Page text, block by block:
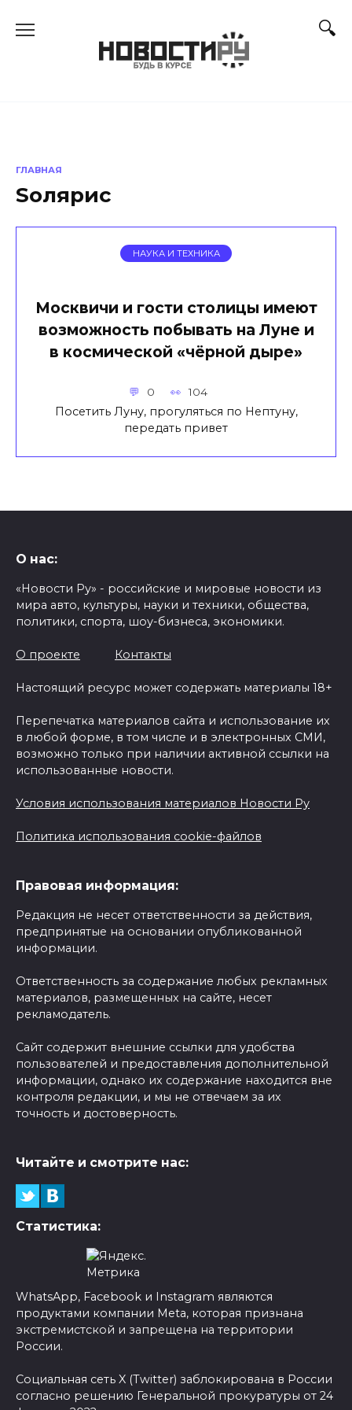
ГЛАВНАЯ
Sолярис
НАУКА И ТЕХНИКА
Москвичи и гости столицы имеют
возможность побывать на Луне и
в космической «чёрной дыре»
0 104
Посетить Луну, прогуляться по Нептуну,
передать привет
О нас:
«Новости Ру» - российские и мировые новости из
мира авто, культуры, науки и техники, общества,
политики, спорта, шоу-бизнеса, экономики.
О проекте Контакты
Настоящий ресурс может содержать материалы 18+
Перепечатка материалов сайта и использование их
в любой форме, в том числе и в электронных СМИ,
возможно только при наличии активной ссылки на
использованные новости.
Условия использования материалов Новости Ру
Политика использования cookie-файлов
Правовая информация:
Редакция не несет ответственности за действия,
предпринятые на основании опубликованной
информации.
Ответственность за содержание любых рекламных
материалов, размещенных на сайте, несет
рекламодатель.
Сайт содержит внешние ссылки для удобства
пользователей и предоставления дополнительной
информации, однако их содержание находится вне
контроля редакции, и мы не отвечаем за их
точность и достоверность.
Читайте и смотрите нас:
Статистика:
WhatsApp, Facebook и Instagram являются
продуктами компании Meta, которая признана
экстремистской и запрещена на территории
России.
Социальная сеть X (Twitter) заблокирована в России
согласно решению Генеральной прокуратуры от 24